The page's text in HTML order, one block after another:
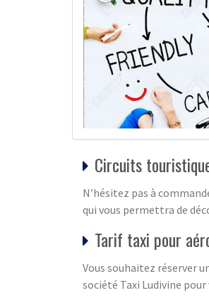
Circuits
N’hésitez pas à
qui vous permettra de
Tarif taxi pour
Vous souhaitez réserver
société Taxi Ludivine